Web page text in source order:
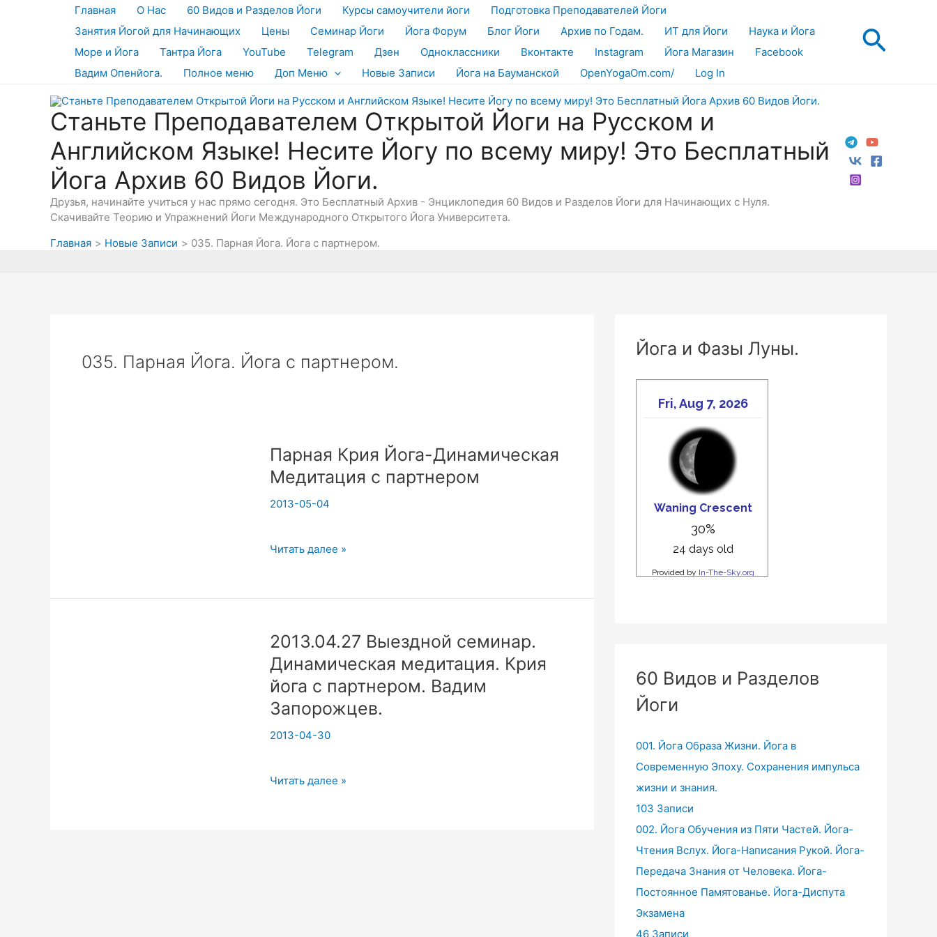
Главная О Нас 60 Видов и Разделов Йоги Курсы самоучители йоги
Подготовка Преподавателей Йоги
Занятия Йогой для Начинающих
Цены Семинар Йоги Йога Форум Блог Йоги Архив по Годам. ИТ для Йоги
Наука и Йога
Море и Йога
Тантра Йога YouTube Telegram Дзен Одноклассники Вконтакте Instagram Йога Магазин
Facebook
Вадим Опенйога.
Полное меню Доп Меню Новые Записи Йога на Бауманской OpenYogaOm.com/ Log In
Станьте Преподавателем Открытой Йоги на Русском и
Английском Языке! Несите Йогу по всему миру! Это Бесплатный
Йога Архив 60 Видов Йоги.
Друзья, начинайте учиться у нас прямо сегодня. Это Бесплатный Архив - Энциклопедия 60 Видов и Разделов Йоги для Начинающих с Нуля.
Скачивайте Теорию и Упражнений Йоги Международного Открытого Йога Университета.
Главная
Новые Записи 035. Парная Йога. Йога с партнером.
035. Парная Йога. Йога с партнером.
Парная Крия Йога-Динамическая
Медитация с партнером
2013-05-04
Парная
с
партнером
Читать далее »
2013.04.27 Выездной семинар.
Динамическая медитация. Крия
йога с партнером. Вадим
Запорожцев.
2013-04-30
2013.04.27
Читать далее »
Йога и Фазы Луны.
60 Видов и Разделов
Йоги
001. Йога Образа Жизни. Йога в
Современную Эпоху. Сохранения импульса
жизни и знания.
103 Записи
002. Йога Обучения из Пяти Частей. Йога-
Чтения Вслух. Йога-Написания Рукой. Йога-
Передача Знания от Человека. Йога-
Постоянное Памятованье. Йога-Диспута
Экзамена
46 Записи